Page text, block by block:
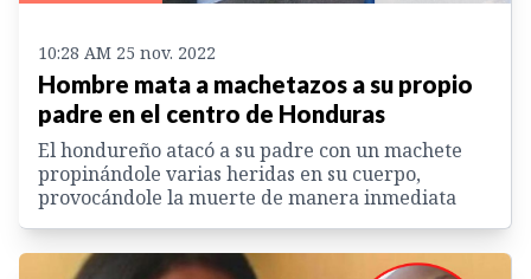
10:28 AM 25 nov. 2022
Hombre mata a machetazos a su propio
padre en el centro de Honduras
El hondureño atacó a su padre con un machete
propinándole varias heridas en su cuerpo,
provocándole la muerte de manera inmediata